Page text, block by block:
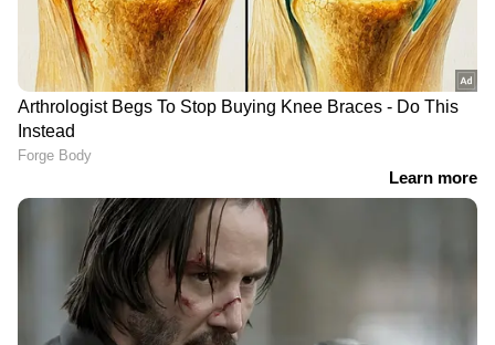
DOWNLOAD APP
Pravasi
Malayali Newsലോകവുമായി ബന്ധപ്പെടൂ.
Gulf News in Malayalam
ജീവിതാനുഭവങ്ങളും, അവരുടെ
വിജയകഥകളും വെല്ലുവിളികളുമൊക്കെ —
പ്രവാസലോകത്തിന്റെ സ്പന്ദനം നേരിട്ട്